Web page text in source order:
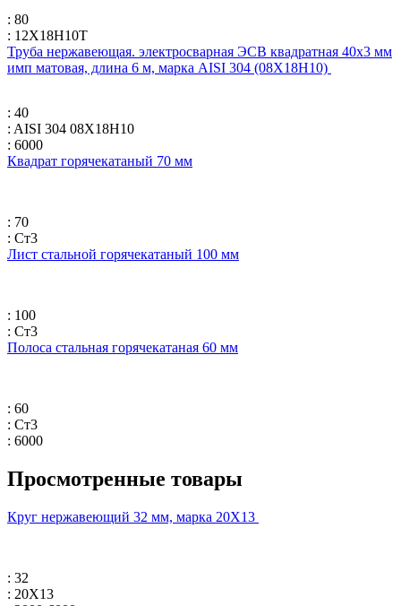
: 80
: 12Х18Н10Т
Труба нержавеющая. электросварная ЭСВ квадратная 40х3 мм
имп матовая, длина 6 м, марка AISI 304 (08Х18Н10)
: 40
: AISI 304 08Х18Н10
: 6000
Квадрат горячекатаный 70 мм
: 70
: Ст3
Лист стальной горячекатаный 100 мм
: 100
: Ст3
Полоса стальная горячекатаная 60 мм
: 60
: Ст3
: 6000
Просмотренные товары
Круг нержавеющий 32 мм, марка 20Х13
: 32
: 20Х13